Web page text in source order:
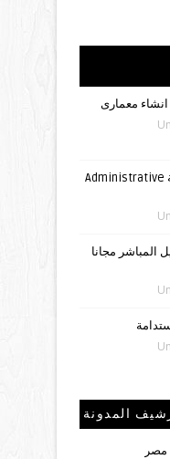
اسس تصميم المباني الادارية Administrative
المباشر مجانا
المدونة
مصر